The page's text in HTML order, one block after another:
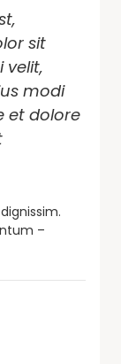
sit
velit,
modi
et dolore
–